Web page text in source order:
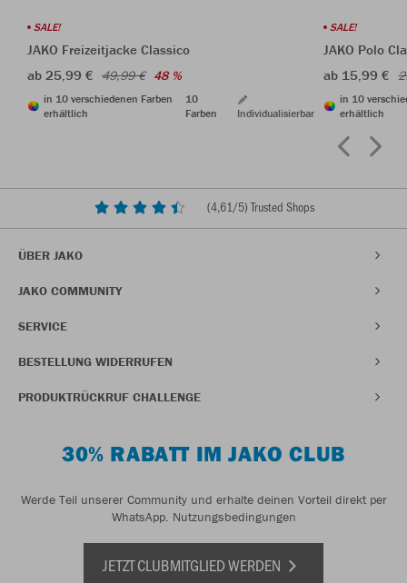
SALE!
JAKO Freizeitjacke Classico
ab 25,99 € 49,99 € 48 %
in 10 verschiedenen Farben
erhältlich
10
Farben
Individualisierbar
SALE!
JAKO Polo
ab 15,99 €
in 10
erhältlich
(4,61/5) Trusted Shops
ÜBER JAKO
JAKO COMMUNITY
SERVICE
BESTELLUNG WIDERRUFEN
PRODUKTRÜCKRUF CHALLENGE
30% RABATT IM JAKO CLUB
Werde Teil unserer Community und erhalte deinen Vorteil direkt per
WhatsApp. Nutzungsbedingungen
JETZT CLUBMITGLIED WERDEN